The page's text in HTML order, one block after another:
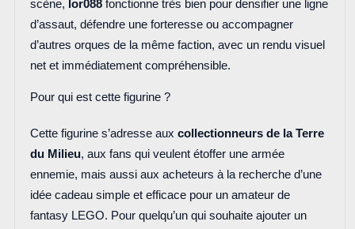
scène, lor088fonctionne très bien pour densifier une ligne
d’assaut, défendre une forteresse ou accompagner
d’autres orques de la même faction, avec un rendu visuel
net et immédiatement compréhensible.
Pour qui est cette figurine ?
Cette figurine s’adresse aux collectionneurs de la Terre
du Milieu, aux fans qui veulent étoffer une armée
ennemie, mais aussi aux acheteurs à la recherche d’une
idée cadeau simple et efficace pour un amateur de
fantasy LEGO. Pour quelqu’un qui souhaite ajouter un